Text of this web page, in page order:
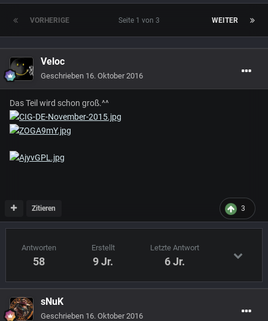
VORHERIGE WEITER
Seite 1 von 3
Veloc
Geschrieben 16. Oktober 2016
Das Teil wird schon groß.^^
3
Zitieren
Antworten
58
Erstellt
9 Jr.
Letzte Antwort
6 Jr.
sNuK
Geschrieben 16. Oktober 2016